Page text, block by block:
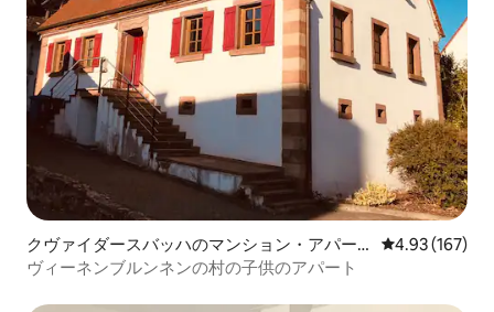
クヴァイダースバッハのマンション・アパー
ト
レビュー167
4.93 (167)
ヴィーネンブルンネンの村の子供のアパート